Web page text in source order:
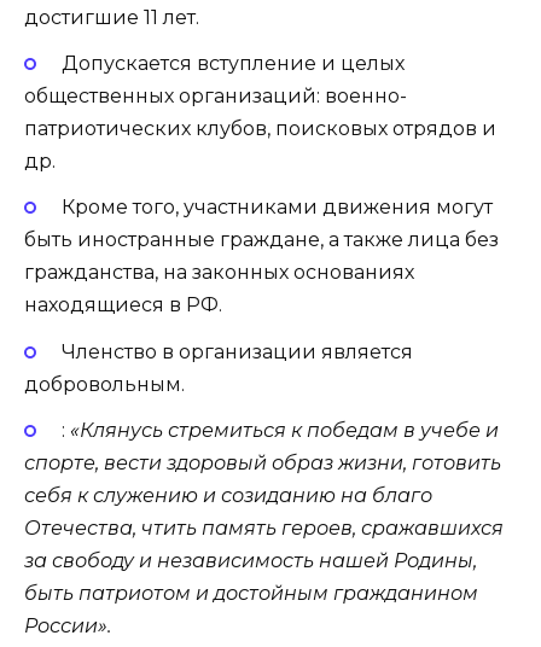
достигшие 11 лет.
Допускается вступление и целых
общественных организаций: военно-
патриотических клубов, поисковых отрядов и
др.
Кроме того, участниками движения могут
быть иностранные граждане, а также лица без
гражданства, на законных основаниях
находящиеся в РФ.
Членство в организации является
добровольным.
: «Клянусь стремиться к победам в учебе и
спорте, вести здоровый образ жизни, готовить
себя к служению и созиданию на благо
Отечества, чтить память героев, сражавшихся
за свободу и независимость нашей Родины,
быть патриотом и достойным гражданином
России».